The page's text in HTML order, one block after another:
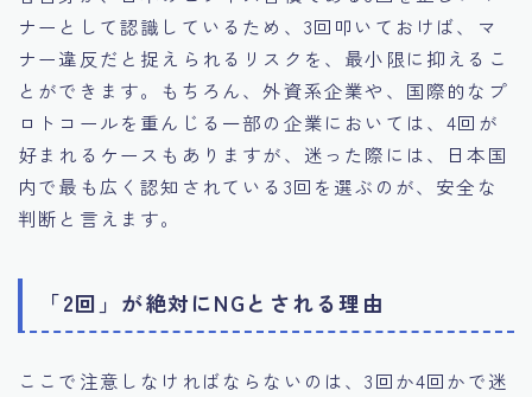
ナーとして認識しているため、3回叩いておけば、マ
ナー違反だと捉えられるリスクを、最小限に抑えるこ
とができます。もちろん、外資系企業や、国際的なプ
ロトコールを重んじる一部の企業においては、4回が
好まれるケースもありますが、迷った際には、日本国
内で最も広く認知されている3回を選ぶのが、安全な
判断と言えます。
「2回」が絶対にNGとされる理由
ここで注意しなければならないのは、3回か4回かで迷